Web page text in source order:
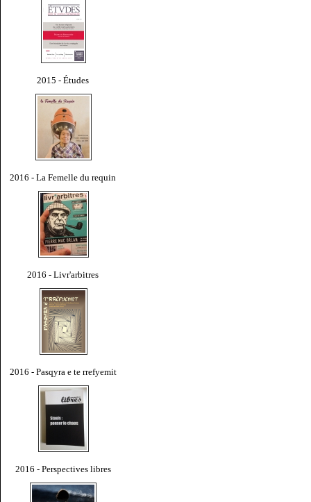
2015 - Études
2016 - La Femelle du requin
2016 - Livr'arbitres
2016 - Pasqyra e te rrefyemit
2016 - Perspectives libres